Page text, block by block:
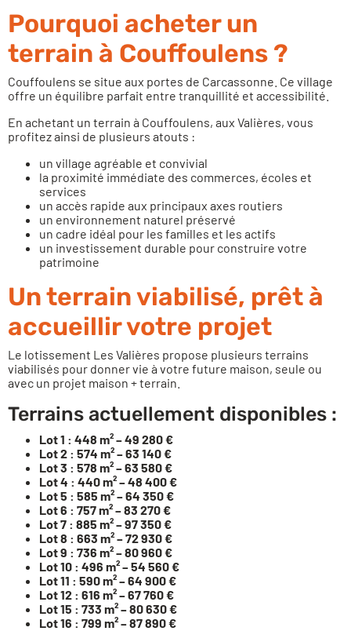
Pourquoi acheter un
terrain à Couffoulens ?
Couffoulens se situe aux portes de Carcassonne. Ce village
offre un équilibre parfait entre tranquillité et accessibilité.
En achetant un terrain à Couffoulens, aux Valières, vous
profitez ainsi de plusieurs atouts :
un village agréable et convivial
la proximité immédiate des commerces, écoles et
services
un accès rapide aux principaux axes routiers
un environnement naturel préservé
un cadre idéal pour les familles et les actifs
un investissement durable pour construire votre
patrimoine
Un terrain viabilisé, prêt à
accueillir votre projet
Le lotissement Les Valières propose plusieurs terrains
viabilisés pour donner vie à votre future maison, seule ou
avec un projet maison + terrain
Terrains actuellement disponibles :
Lot 1 : 448 m² – 49 280 €
Lot 2 : 574 m² – 63 140 €
Lot 3 : 578 m² – 63 580 €
Lot 4 : 440 m² – 48 400 €
Lot 5 : 585 m² – 64 350 €
Lot 6 : 757 m² – 83 270 €
Lot 7 : 885 m² – 97 350 €
Lot 8 : 663 m² – 72 930 €
Lot 9 : 736 m² – 80 960 €
Lot 10 : 496 m² – 54 560 €
Lot 11 : 590 m² – 64 900 €
Lot 12 : 616 m² – 67 760 €
Lot 15 : 733 m² – 80 630 €
Lot 16 : 799 m² – 87 890 €